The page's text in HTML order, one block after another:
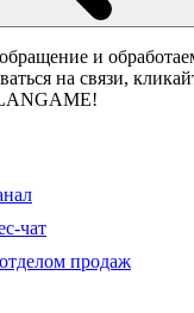
и
на связи,
чат
продаж